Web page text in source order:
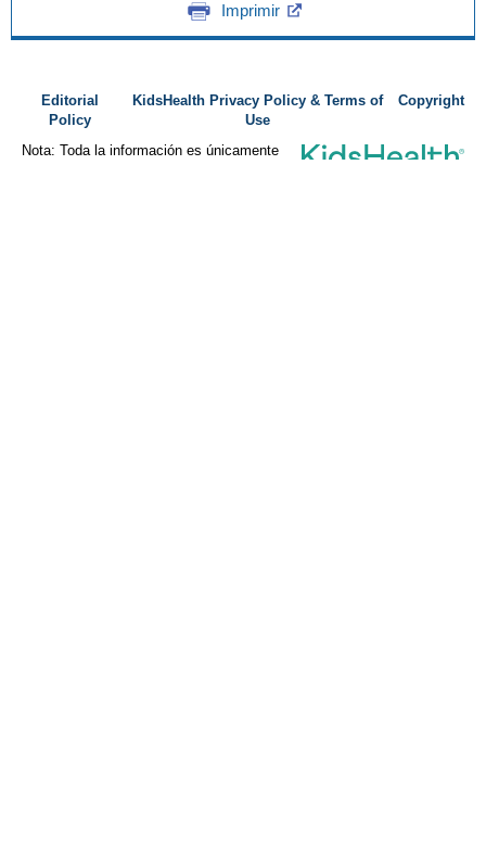
Imprimir
Editorial
Policy
KidsHealth Privacy Policy & Terms of
Use
Copyright
Nota: Toda la información es únicamente